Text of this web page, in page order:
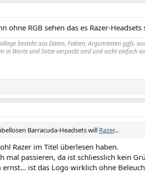
ohne RGB sehen das es Razer-Headsets
besteht aus Daten, Fakten, Argumenten ggfs.
in Worte und Sätze verpackt sind und nicht einfach
Barracuda-Headsets will Razer...
Razer im Titel überlesen haben.
mal passieren, da ist schliesslich kein
ernst... ist das Logo wirklich ohne